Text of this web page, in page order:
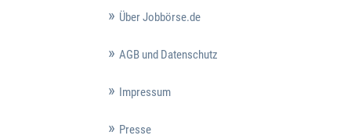
Über Jobbörse.de
AGB und Datenschutz
Impressum
Presse